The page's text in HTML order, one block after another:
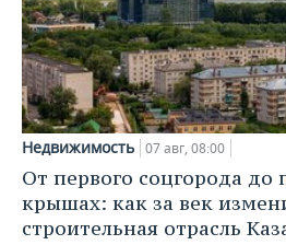
Недвижимость 07 авг, 08:00
От первого соцгорода до
крышах: как за век
строительная отрасль